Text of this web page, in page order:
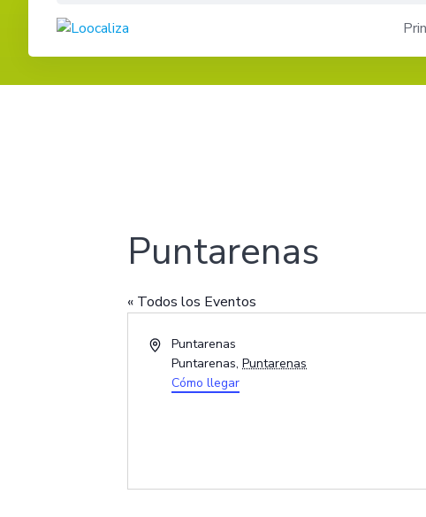
content
Puntarenas
« Todos los Eventos
Dirección
Puntarenas
Puntarenas, Puntarenas
Cómo llegar